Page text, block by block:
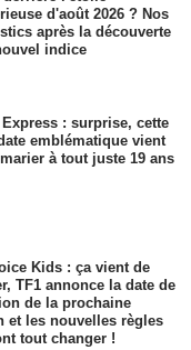
d'août 2026 ? Nos
après la découverte
indice
Express : surprise, cette
emblématique vient
à tout juste 19 ans
Kids : ça vient de
TF1 annonce la date de
de la prochaine
et les nouvelles règles
tout changer !